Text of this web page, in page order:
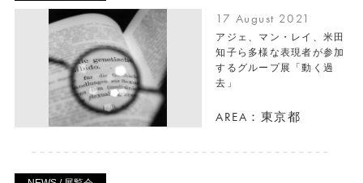
17 August 2021
アジェ、マン・レイ、米田
知子ら多様な表現者が参加
するグループ展「動く過
去」
AREA：東京都